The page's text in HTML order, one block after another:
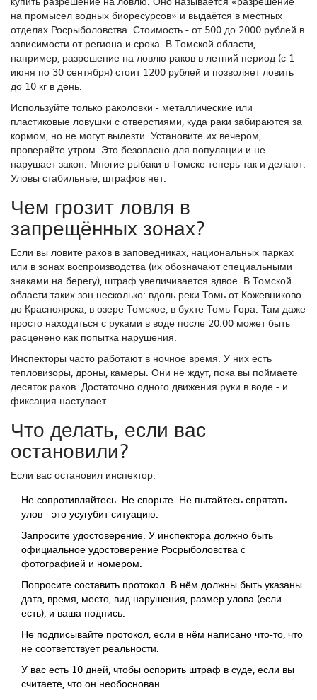
на промысел водных биоресурсов» и выдаётся в местных
отделах Росрыболовства. Стоимость - от 500 до 2000 рублей в
зависимости от региона и срока. В Томской области,
например, разрешение на ловлю раков в летний период (с 1
июня по 30 сентября) стоит 1200 рублей и позволяет ловить
до 10 кг в день.
Используйте только раколовки - металлические или
пластиковые ловушки с отверстиями, куда раки забираются за
кормом, но не могут вылезти. Установите их вечером,
проверяйте утром. Это безопасно для популяции и не
нарушает закон. Многие рыбаки в Томске теперь так и делают.
Уловы стабильные, штрафов нет.
Чем грозит ловля в
запрещённых зонах?
Если вы ловите раков в заповедниках, национальных парках
или в зонах воспроизводства (их обозначают специальными
знаками на берегу), штраф увеличивается вдвое. В Томской
области таких зон несколько: вдоль реки Томь от Кожевниково
до Красноярска, в озере Томское, в бухте Томь-Гора. Там даже
просто находиться с руками в воде после 20:00 может быть
расценено как попытка нарушения.
Инспекторы часто работают в ночное время. У них есть
тепловизоры, дроны, камеры. Они не ждут, пока вы поймаете
десяток раков. Достаточно одного движения руки в воде - и
фиксация наступает.
Что делать, если вас
остановили?
Если вас остановил инспектор:
Не сопротивляйтесь. Не спорьте. Не пытайтесь спрятать
улов - это усугубит ситуацию.
Запросите удостоверение. У инспектора должно быть
официальное удостоверение Росрыболовства с
фотографией и номером.
Попросите составить протокол. В нём должны быть указаны
дата, время, место, вид нарушения, размер улова (если
есть), и ваша подпись.
Не подписывайте протокол, если в нём написано что-то, что
не соответствует реальности.
У вас есть 10 дней, чтобы оспорить штраф в суде, если вы
считаете, что он необоснован.